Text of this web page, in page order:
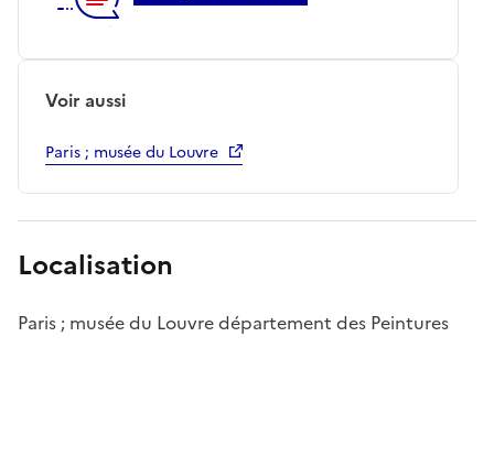
Voir aussi
Paris ; musée du Louvre
Localisation
Paris ; musée du Louvre département des Peintures